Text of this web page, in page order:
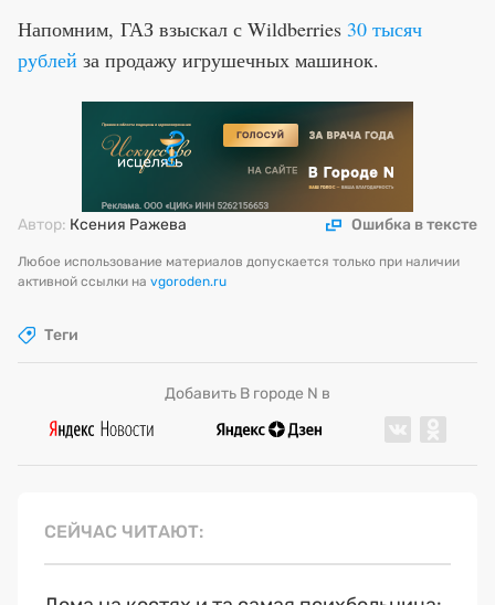
Напомним, ГАЗ взыскал с Wildberries 30 тысяч
рублей за продажу игрушечных машинок.
Автор: Ксения Ражева Ошибка в тексте
Любое использование материалов допускается только при наличии
активной ссылки на vgoroden.ru
Теги
Добавить В городе N в
СЕЙЧАС ЧИТАЮТ